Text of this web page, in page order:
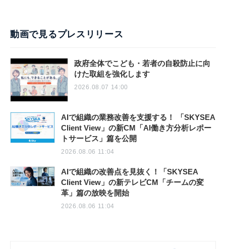
動画で見るプレスリリース
政府全体でこども・若者の自殺防止に向
けた取組を強化します
2026.08.07 14:00
AIで組織の業務改善を支援する！ 「SKYSEA
Client View」の新CM「AI働き方分析レポー
トサービス」篇を公開
2026.08.06 11:04
AIで組織の改善点を見抜く！「SKYSEA
Client View」の新テレビCM「チームの変
革」篇の放映を開始
2026.08.06 11:04